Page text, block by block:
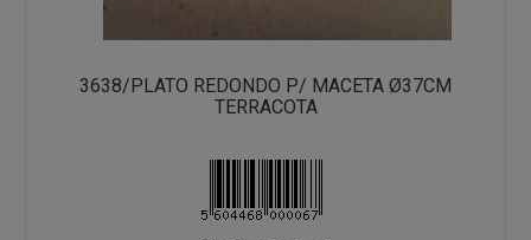
3638/PLATO REDONDO P/ MACETA Ø37CM
TERRACOTA